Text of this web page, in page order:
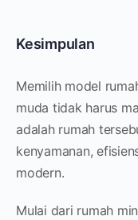
Kesimpulan
Memilih model
muda tidak harus
adalah rumah
kenyamanan,
modern.
Mulai dari rumah